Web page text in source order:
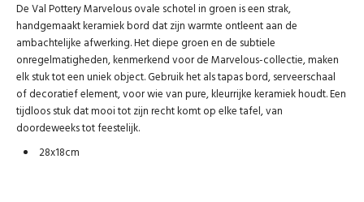
De Val Pottery Marvelous ovale schotel in groen is een strak,
handgemaakt keramiek bord dat zijn warmte ontleent aan de
ambachtelijke afwerking. Het diepe groen en de subtiele
onregelmatigheden, kenmerkend voor de Marvelous-collectie, maken
elk stuk tot een uniek object. Gebruik het als tapas bord, serveerschaal
of decoratief element, voor wie van pure, kleurrijke keramiek houdt. Een
tijdloos stuk dat mooi tot zijn recht komt op elke tafel, van
doordeweeks tot feestelijk.
28x18cm